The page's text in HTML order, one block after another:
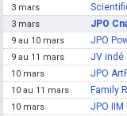
3 mars
3 mars JPO
9 au 10 mars JPO
9 au 11 mars JV indé
10 mars JPO
10 au 11 mars Family
10 mars JPO IIM